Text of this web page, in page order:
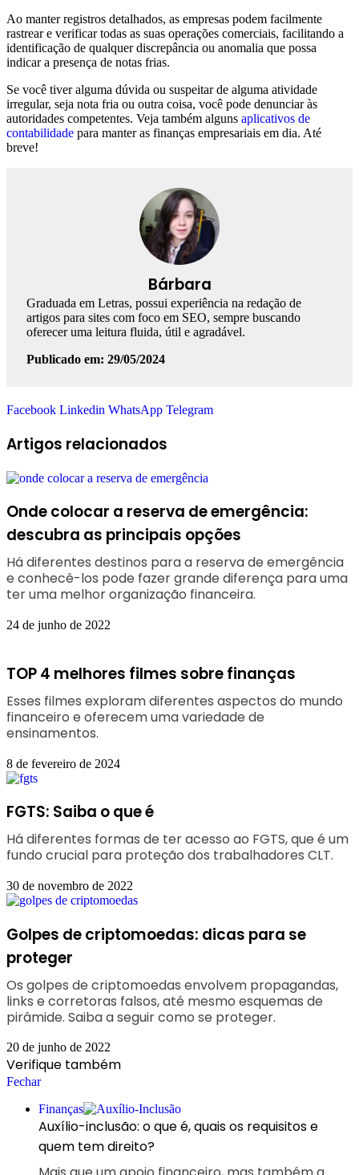
Ao manter registros detalhados, as empresas podem facilmente
rastrear e verificar todas as suas operações comerciais, facilitando a
identificação de qualquer discrepância ou anomalia que possa
indicar a presença de notas frias.
Se você tiver alguma dúvida ou suspeitar de alguma atividade
irregular, seja nota fria ou outra coisa, você pode denunciar às
autoridades competentes. Veja também alguns aplicativos de
contabilidade para manter as finanças empresariais em dia. Até
breve!
Bárbara
Graduada em Letras, possui experiência na redação de
artigos para sites com foco em SEO, sempre buscando
oferecer uma leitura fluida, útil e agradável.
Publicado em: 29/05/2024
Facebook Linkedin WhatsApp Telegram
Artigos relacionados
Onde colocar a reserva de emergência:
descubra as principais opções
Há diferentes destinos para a reserva de emergência
e conhecê-los pode fazer grande diferença para uma
ter uma melhor organização financeira.
24 de junho de 2022
TOP 4 melhores filmes sobre finanças
Esses filmes exploram diferentes aspectos do mundo
financeiro e oferecem uma variedade de
ensinamentos.
8 de fevereiro de 2024
FGTS: Saiba o que é
Há diferentes formas de ter acesso ao FGTS, que é um
fundo crucial para proteção dos trabalhadores CLT.
30 de novembro de 2022
Golpes de criptomoedas: dicas para se
proteger
Os golpes de criptomoedas envolvem propagandas,
links e corretoras falsos, até mesmo esquemas de
pirâmide. Saiba a seguir como se proteger.
20 de junho de 2022
Verifique também
Fechar
Finanças
Auxílio-inclusão: o que é, quais os requisitos e
quem tem direito?